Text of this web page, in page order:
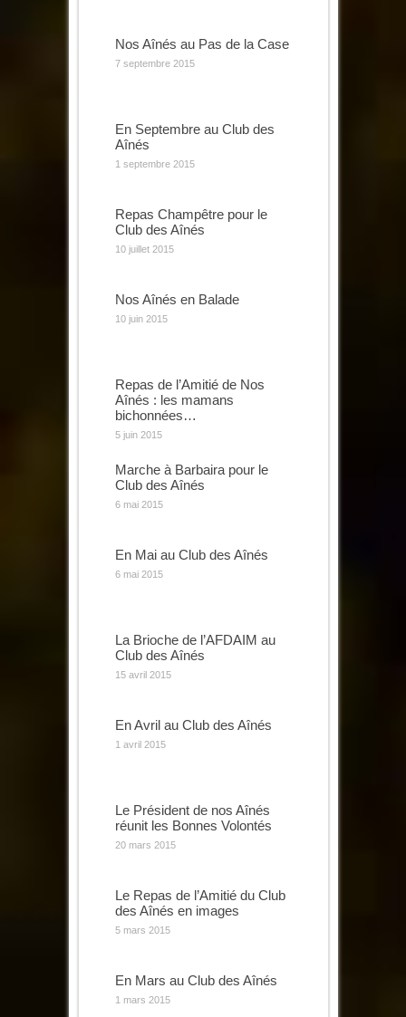
Nos Aînés au Pas de la Case
7 septembre 2015
En Septembre au Club des
Aînés
1 septembre 2015
Repas Champêtre pour le
Club des Aînés
10 juillet 2015
Nos Aînés en Balade
10 juin 2015
Repas de l’Amitié de Nos
Aînés : les mamans
bichonnées…
5 juin 2015
Marche à Barbaira pour le
Club des Aînés
6 mai 2015
En Mai au Club des Aînés
6 mai 2015
La Brioche de l’AFDAIM au
Club des Aînés
15 avril 2015
En Avril au Club des Aînés
1 avril 2015
Le Président de nos Aînés
réunit les Bonnes Volontés
20 mars 2015
Le Repas de l’Amitié du Club
des Aînés en images
5 mars 2015
En Mars au Club des Aînés
1 mars 2015